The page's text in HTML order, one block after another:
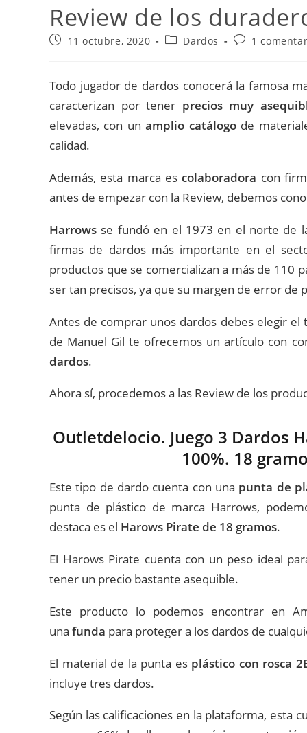
Review de los
Publicación
entrada:
11 octubre, 2020
Categoría
entrada:
Dardos
Comentarios
entrada:
1
Todo jugador de dardos conocerá la famosa
caracterizan por tener precios muy
elevadas, con unamplio catálogode
calidad.
Además, esta marca escolaboradora con
antes de empezar con la Review, debemos
Harrows se fundó en el 1973 en el norte de
firmas de dardos más importante en el
productos que se comercializan a más de 110
ser tan precisos, ya que su margen de error de
Antes de comprar unos dardos debes elegir
de Manuel Gil te ofrecemos un artículo con
dardos.
Ahora sí, procedemos a las Review de los
Outletdelocio. Juego 3 Dardos
100%. 18
Este tipo de dardo cuenta con una punta de
punta de plástico de marca Harrows,
destaca es el Harows Pirate de 18 gramos.
El Harows Pirate cuenta con un peso ideal
tener un precio bastante asequible.
Este producto lo podemos encontrar en
una funda para proteger a los dardos de
El material de la punta es plástico con rosca
incluye tres dardos.
Según las calificaciones en la plataforma, esta